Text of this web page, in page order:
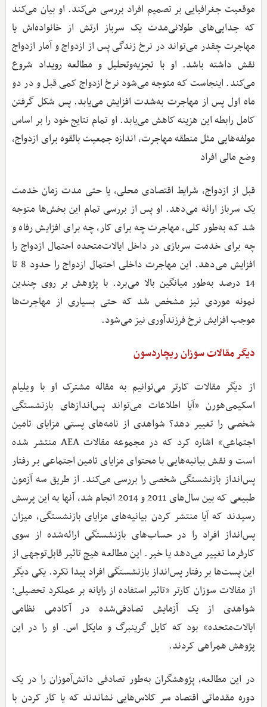
موقعیت جغرافیایی بر تصمیم افراد بررسی می‌کند. او بیان می‌کند
که جدایی‌های طولانی‌مدت یک سرباز ارتش از خانواده‌اش یا
مهاجرت چقدر می‌تواند در نرخ زندگی پس از ازدواج و آمار ازدواج
نقش داشته باشد. او با تجزیه‌وتحلیل و مطالعه رویداد شروع
می‌کند. اینجاست که متوجه می‌شود نرخ ازدواج کمی قبل و در دو
ماه اول پس از مهاجرت به‌شدت افزایش می‌یابد. پس شکل گرفتن
کامل رابطه این هزینه کاهش می‌یابد. او تمام نتایج خود را بر اساس
مولفه‌هایی مثل منطقه مهاجرت، اندازه جمعیت بالقوه برای ازدواج،
وضع مالی افراد
قبل از ازدواج، شرایط اقتصادی محلی، یا حتی مدت‌ زمان خدمت
یک سرباز ارائه می‌دهد. او پس از بررسی تمام این بخش‌ها متوجه
شد که به‌طور کلی، مهاجرت چه برای کار، چه برای افزایش رفاه و
چه برای خدمت سربازی در داخل ایالات‌متحده احتمال ازدواج را
افزایش می‌دهد. این مهاجرت داخلی احتمال ازدواج را حدود 8 تا
14 درصد به‌طور میانگین بالا می‌برد. با پژوهش بر روی چندین
نمونه موردی نیز مشخص شد که حتی بسیاری از مهاجرت‌ها
موجب افزایش نرخ فرزندآوری نیز می‌شود.
دیگر مقالات سوزان ریچاردسون
از دیگر مقالات کارتر می‌توانیم به مقاله مشترک او با ویلیام
اسکیمی‌هورن «آیا اطلاعات می‌تواند پس‌اندازهای بازنشستگی
شخصی را تغییر دهد؟ شواهدی از نامه‌های پستی مزایای تامین
اجتماعی» اشاره کرد که در مجموعه مقالات AEA منتشر شده
است و نقش بیانیه‌هایی با محتوای مزایای تامین اجتماعی بر رفتار
پس‌انداز بازنشستگی شخصی را بررسی می‌کند. از طریق سه آزمون
طبیعی که بین سال‌های 2011 و 2014 انجام شد، آنها به این پرسش
رسیدند که آیا منتشر کردن بیانیه‌های مزایای بازنشستگی، میزان
پس‌انداز افراد را در حساب‌های بازنشستگی ارائه‌شده از سوی
کارفرما تغییر می‌دهد یا خیر. این مطالعه هیچ تاثیر قابل‌توجهی از
این پست‌ها بر رفتار پس‌انداز بازنشستگی افراد پیدا نکرد. یکی دیگر
از مقالات سوزان کارتر «تاثیر استفاده از رایانه بر عملکرد تحصیلی:
شواهدی از یک آزمایش تصادفی‌شده در آکادمی نظامی
ایالات‌متحده» بود که کایل گرینبرگ و مایکل اس. او را در این
پژوهش همراهی کردند.
در این مطالعه، پژوهشگران به‌طور تصادفی دانش‌آموزان را در یک
دوره مقدماتی اقتصاد سر کلاس‌هایی نشاندند که یا کار کردن با